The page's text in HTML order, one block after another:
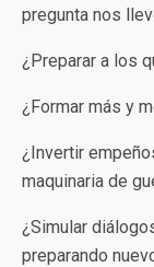
pregunta nos
¿Preparar a los
¿Formar más y
¿Invertir
maquinaria de
¿Simular
preparando